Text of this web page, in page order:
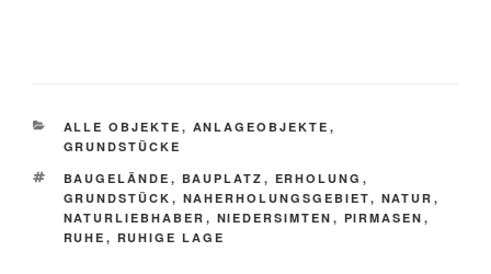
KATEGORIEN
ALLE OBJEKTE , ANLAGEOBJEKTE ,
GRUNDSTÜCKE
SCHLAGWÖRTER
BAUGELÄNDE , BAUPLATZ , ERHOLUNG ,
GRUNDSTÜCK , NAHERHOLUNGSGEBIET, NATUR ,
NATURLIEBHABER , NIEDERSIMTEN , PIRMASEN ,
RUHE , RUHIGE LAGE